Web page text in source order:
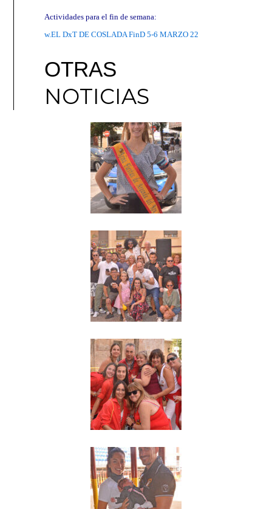
Actividades para el fin de semana:
w.EL DxT DE COSLADA FinD 5-6 MARZO 22
OTRAS
NOTICIAS